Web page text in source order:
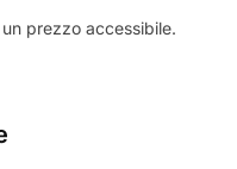
prezzo accessibile.